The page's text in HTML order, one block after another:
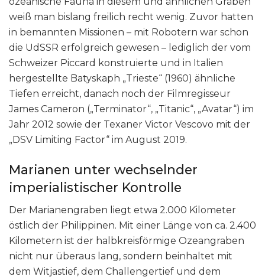
weiß man bislang freilich recht wenig. Zuvor hatten
in bemannten Missionen – mit Robotern war schon
die UdSSR erfolgreich gewesen – lediglich der vom
Schweizer Piccard konstruierte und in Italien
hergestellte Batyskaph „Trieste“ (1960) ähnliche
Tiefen erreicht, danach noch der Filmregisseur
James Cameron („Terminator“, „Titanic“, „Avatar“) im
Jahr 2012 sowie der Texaner Victor Vescovo mit der
„DSV Limiting Factor“ im August 2019.
Marianen unter wechselnder
imperialistischer Kontrolle
Der Marianengraben liegt etwa 2.000 Kilometer
östlich der Philippinen. Mit einer Länge von ca. 2.400
Kilometern ist der halbkreisförmige Ozeangraben
nicht nur überaus lang, sondern beinhaltet mit
dem Witjastief, dem Challengertief und dem